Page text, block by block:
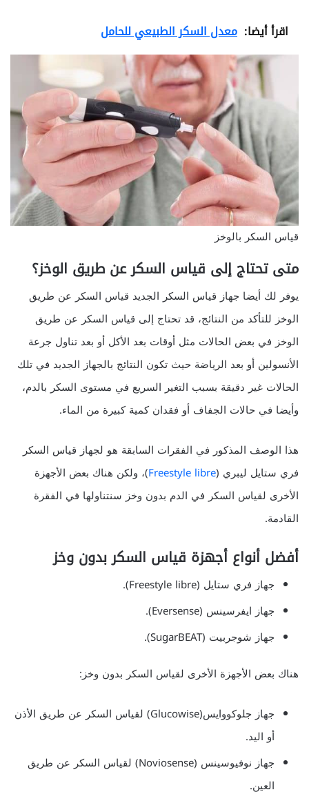
اقرأ أيضا: معدل السكر الطبيعي للحامل
قياس السكر بالوخز
متى تحتاج إلى قياس السكر عن طريق الوخز؟
يوفر لك أيضا جهاز قياس السكر الجديد قياس السكر عن طريق
الوخز للتأكد من النتائج، قد تحتاج إلى قياس السكر عن طريق
الوخز في بعض الحالات مثل أوقات بعد الأكل أو بعد تناول جرعة
الأنسولين أو بعد الرياضة حيث تكون النتائج بالجهاز الجديد في تلك
الحالات غير دقيقة بسبب التغير السريع في مستوى السكر بالدم،
وأيضا في حالات الجفاف أو فقدان كمية كبيرة من الماء.
هذا الوصف المذكور في الفقرات السابقة هو لجهاز قياس السكر
فري ستايل ليبري (Freestyle libre)، ولكن هناك بعض الأجهزة
الأخرى لقياس السكر في الدم بدون وخز سنتناولها في الفقرة
القادمة.
أفضل أنواع أجهزة قياس السكر بدون وخز
جهاز فري ستايل (Freestyle libre).
جهاز ايفرسينس (Eversense).
جهاز شوجربيت (SugarBEAT).
هناك بعض الأجهزة الأخرى لقياس السكر بدون وخز:
جهاز جلوكووايس(Glucowise) لقياس السكر عن طريق الأذن
أو اليد.
جهاز نوفيوسينس (Noviosense) لقياس السكر عن طريق
العين.